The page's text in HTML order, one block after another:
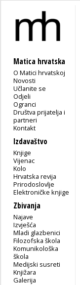
Matica hrvatska
O Matici hrvatskoj
Novosti
Učlanite se
Odjeli
Ogranci
Društva prijatelja i
partneri
Kontakt
Izdavaštvo
Knjige
Vijenac
Kolo
Hrvatska revija
Prirodoslovlje
Elektroničke knjige
Zbivanja
Najave
Izvješća
Mladi glazbenici
Filozofska škola
Komunikološka
škola
Medijski susreti
Knjižara
Galerija